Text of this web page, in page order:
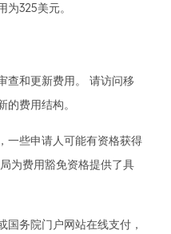
325美元。
查和更新费用。 请访问移
费用结构。
一些申请人可能有资格获得
为费用豁免资格提供了具
国务院门户网站在线支付，